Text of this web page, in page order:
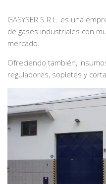
GASYSER S.R.L. es una
de gases industriales con
mercado.
Ofreciendo también,
reguladores, sopletes y